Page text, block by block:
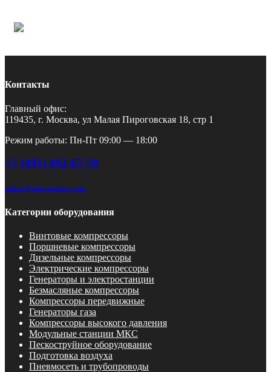
Контакты
Главный офис:
119435, г. Москва, ул Малая Пироговская 18, стр 1
Режим работы: Пн-Пт 09:00 — 18:00
+7 (495) 492-67-70
zakaz@pnevmotex.com
Категории оборудования
Винтовые компрессоры
Поршневые компрессоры
Дизельные компрессоры
Электрические компрессоры
Генераторы и электростанции
Безмасляные компрессоры
Компрессоры передвижные
Генераторы газа
Компрессоры высокого давления
Модульные станции МКС
Пескоструйное оборудование
Подготовка воздуха
Пневмосеть и трубопроводы